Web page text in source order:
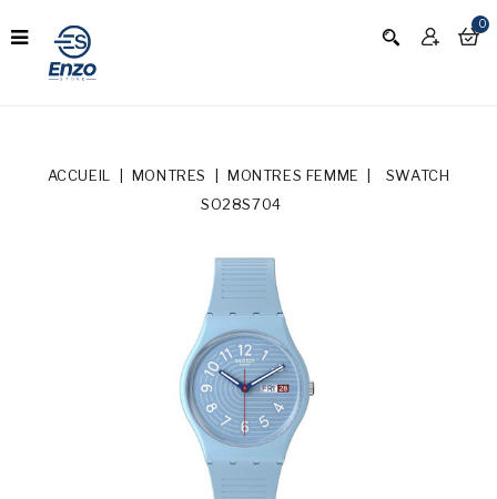
0
ACCUEIL MONTRES MONTRES FEMME
SWATCH
SO28S704